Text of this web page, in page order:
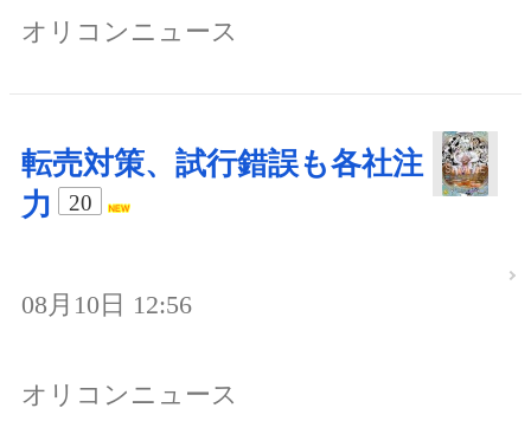
オリコンニュース
転売対策、試行錯誤も各社注
力
20
08月10日 12:56
オリコンニュース